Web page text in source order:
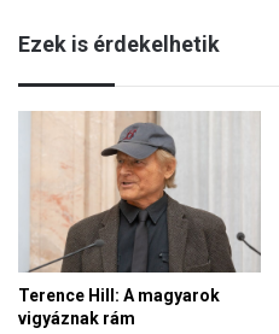
s
i
l
k
e
t
a
m
Ezek is érdekelhetik
Terence Hill: A magyarok
vigyáznak rám